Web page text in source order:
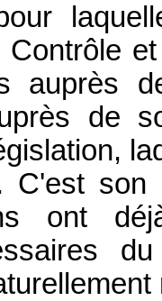
Contrôle
auprès
de
C'est
ont